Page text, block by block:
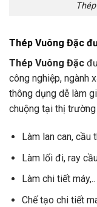
Thép Vuông Đặc
Thép Vuông Đặc
công nghiệp, ngành
thông dụng dễ làm
chuộng tại thị trường
Làm lan can, cầu
Làm lối đi, ray
Làm chi tiết máy,..
Chế tạo chi tiết